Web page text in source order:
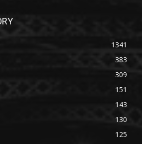
1341
383
309
151
143
130
125